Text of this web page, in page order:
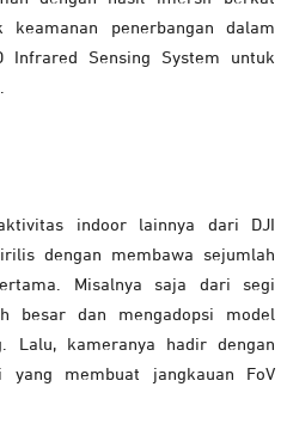
penerbangan dalam
Infrared Sensing System untuk
indoor lainnya dari DJI
dengan membawa sejumlah
Misalnya saja dari segi
besar dan mengadopsi model
Lalu, kameranya hadir dengan
membuat jangkauan FoV